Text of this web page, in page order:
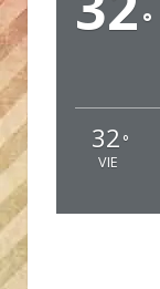
°
32 °
VIE